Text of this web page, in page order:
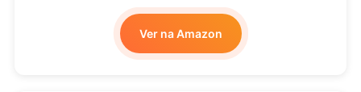
Ver na Amazon